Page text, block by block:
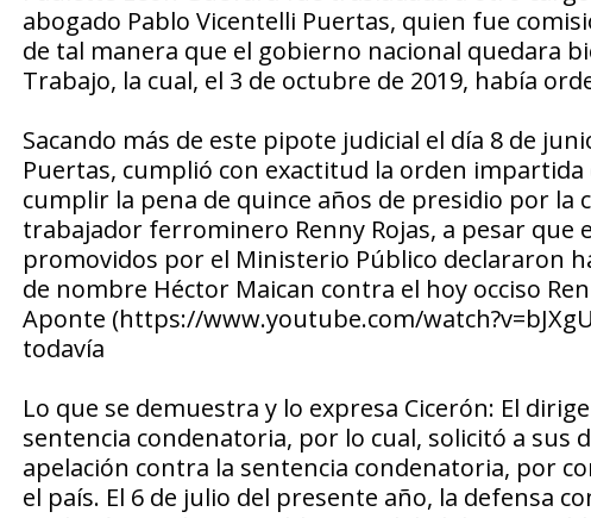
abogado Pablo Vicentelli Puertas, quien fue
de tal manera que el gobierno nacional quedara
Trabajo, la cual, el 3 de octubre de 2019, había
Sacando más de este pipote judicial el día 8 de
Puertas, cumplió con exactitud la orden
cumplir la pena de quince años de presidio por la
trabajador ferrominero Renny Rojas, a pesar que
promovidos por el Ministerio Público declararon
de nombre Héctor Maican contra el hoy occiso
Aponte (https://www.youtube.com/
todavía
Lo que se demuestra y lo expresa Cicerón: El
sentencia condenatoria, por lo cual, solicitó a
apelación contra la sentencia condenatoria, por
el país. El 6 de julio del presente año, la defensa